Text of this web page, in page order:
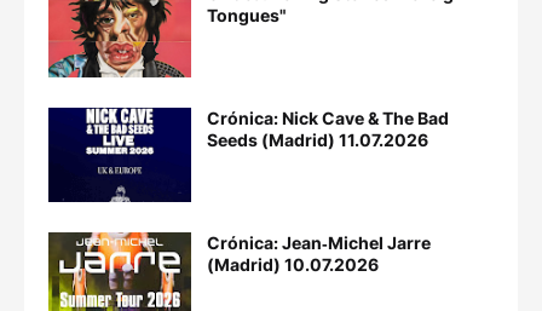
Tongues"
Crónica: Nick Cave & The Bad
Seeds (Madrid) 11.07.2026
Crónica: Jean‐Michel Jarre
(Madrid) 10.07.2026